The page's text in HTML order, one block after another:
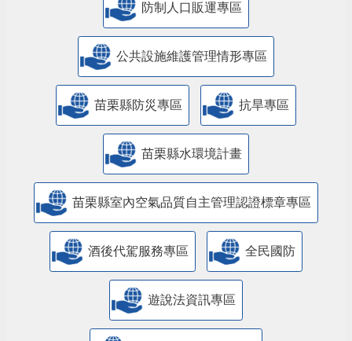
防制人口販運專區
​公共設施維護管理情形專區
苗栗縣防災專區 抗旱專區
苗栗縣水環境計畫
苗栗縣室內空氣品質自主管理認證標章專區
酒後代駕服務專區 全民國防
遊說法資訊專區